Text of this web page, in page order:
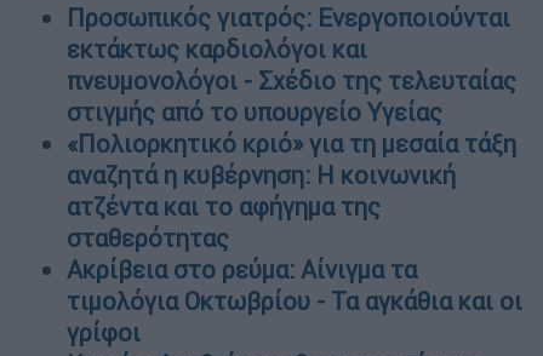
Προσωπικός γιατρός: Ενεργοποιούνται
εκτάκτως καρδιολόγοι και
πνευμονολόγοι - Σχέδιο της τελευταίας
στιγμής από το υπουργείο Υγείας
«Πολιορκητικό κριό» για τη μεσαία τάξη
αναζητά η κυβέρνηση: Η κοινωνική
ατζέντα και το αφήγημα της
σταθερότητας
Ακρίβεια στο ρεύμα: Αίνιγμα τα
τιμολόγια Οκτωβρίου - Τα αγκάθια και οι
γρίφοι